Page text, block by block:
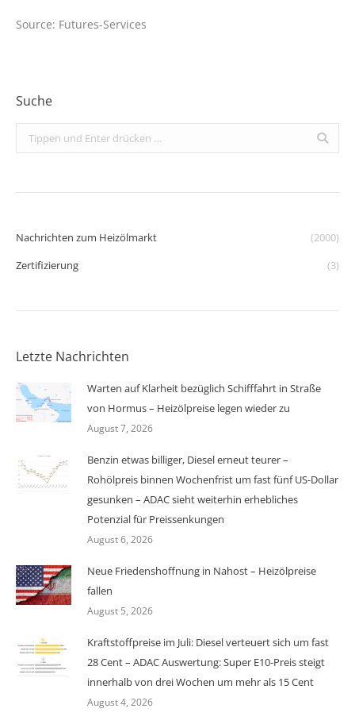
Source: Futures-Services
Suche
Search:
Nachrichten zum Heizölmarkt
(2000)
Zertifizierung
(3)
Letzte Nachrichten
Warten auf Klarheit bezüglich Schifffahrt in Straße
von Hormus – Heizölpreise legen wieder zu
August 7, 2026
Benzin etwas billiger, Diesel erneut teurer –
Rohölpreis binnen Wochenfrist um fast fünf US-Dollar
gesunken – ADAC sieht weiterhin erhebliches
Potenzial für Preissenkungen
August 6, 2026
Neue Friedenshoffnung in Nahost – Heizölpreise
fallen
August 5, 2026
Kraftstoffpreise im Juli: Diesel verteuert sich um fast
28 Cent – ADAC Auswertung: Super E10-Preis steigt
innerhalb von drei Wochen um mehr als 15 Cent
August 4, 2026